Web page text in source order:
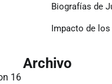
16
Biografías de
Impacto de
Archivo